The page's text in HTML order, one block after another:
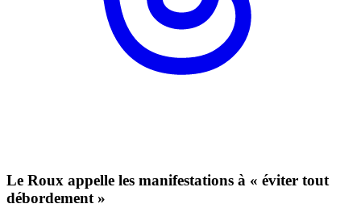
Le Roux appelle les manifestations à « éviter tout
débordement »